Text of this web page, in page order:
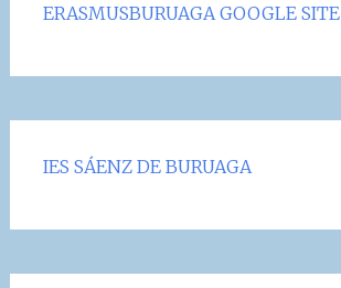
ERASMUSBURUAGA GOOGLE SITE
IES SÁENZ DE BURUAGA